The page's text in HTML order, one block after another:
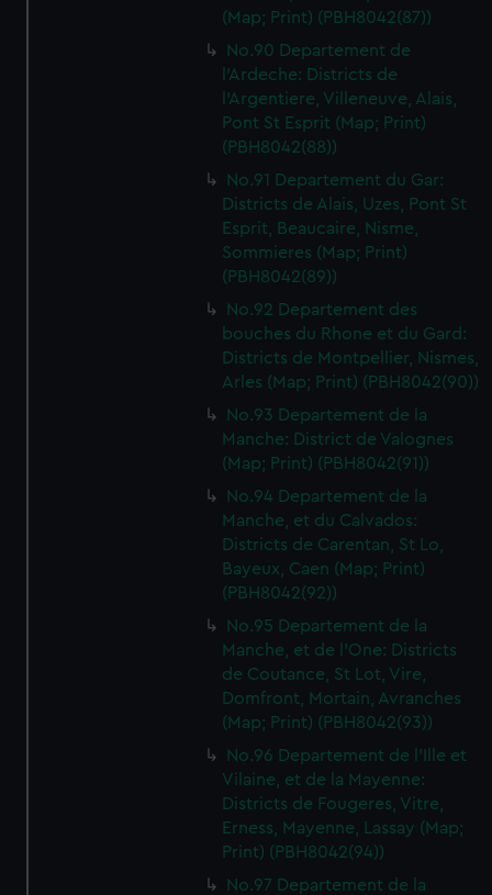
(Map; Print) (PBH8042(87))
No.90 Departement de
l'Ardeche: Districts de
l'Argentiere, Villeneuve, Alais,
Pont St Esprit (Map; Print)
(PBH8042(88))
No.91 Departement du Gar:
Districts de Alais, Uzes, Pont St
Esprit, Beaucaire, Nisme,
Sommieres (Map; Print)
(PBH8042(89))
No.92 Departement des
bouches du Rhone et du Gard:
Districts de Montpellier, Nismes,
Arles (Map; Print) (PBH8042(90))
No.93 Departement de la
Manche: District de Valognes
(Map; Print) (PBH8042(91))
No.94 Departement de la
Manche, et du Calvados:
Districts de Carentan, St Lo,
Bayeux, Caen (Map; Print)
(PBH8042(92))
No.95 Departement de la
Manche, et de l'One: Districts
de Coutance, St Lot, Vire,
Domfront, Mortain, Avranches
(Map; Print) (PBH8042(93))
No.96 Departement de l'Ille et
Vilaine, et de la Mayenne:
Districts de Fougeres, Vitre,
Erness, Mayenne, Lassay (Map;
Print) (PBH8042(94))
No.97 Departement de la